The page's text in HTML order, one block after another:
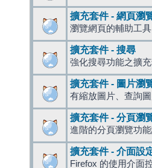
擴充套件 - 網頁瀏
瀏覽網頁的輔助工
擴充套件 - 搜尋
強化搜尋功能之擴
擴充套件 - 圖片瀏
有縮放圖片、查詢
擴充套件 - 分頁瀏
進階的分頁瀏覽功
擴充套件 - 介面設
Firefox 的使用介面